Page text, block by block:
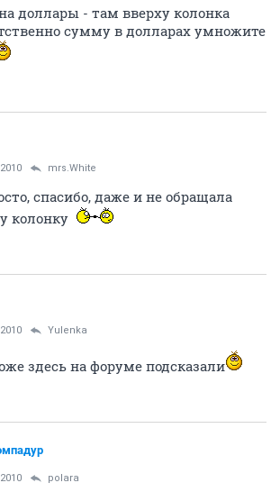
доллары - там вверху колонка
сумму в долларах умножите
mrs.White
спасибо, даже и не обращала
колонку
Yulenka
здесь на форуме подсказали
polara